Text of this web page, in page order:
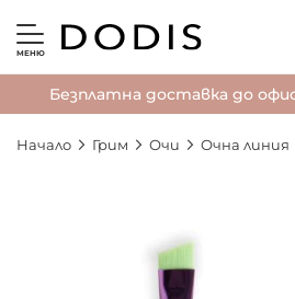
МЕНЮ
Безплатна доставка до
Начало Грим Очи Очна линия